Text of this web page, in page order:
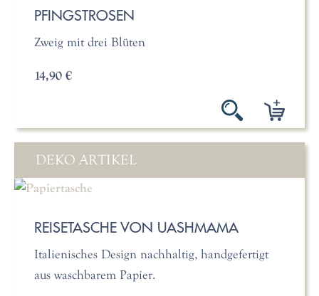
PFINGSTROSEN
Zweig mit drei Blüten
14,90 €
DEKO ARTIKEL
REISETASCHE VON UASHMAMA
Italienisches Design nachhaltig, handgefertigt
aus waschbarem Papier.